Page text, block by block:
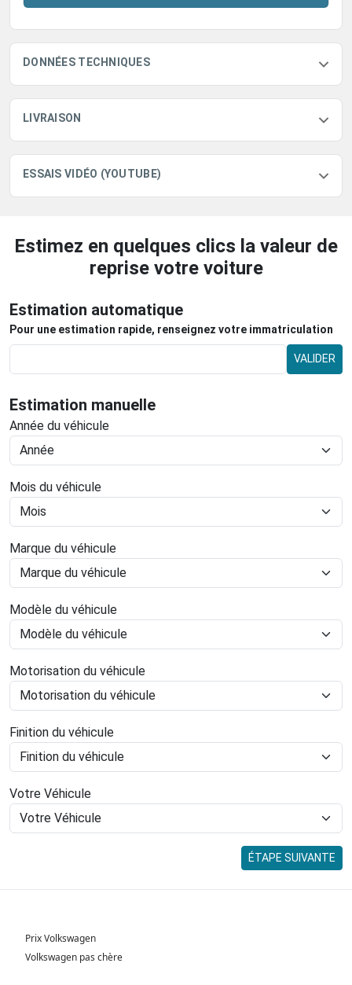
DONNÉES TECHNIQUES
LIVRAISON
ESSAIS VIDÉO (YOUTUBE)
Estimez en quelques clics la valeur de
reprise votre voiture
Estimation automatique
Pour une estimation rapide, renseignez votre immatriculation
VALIDER
Estimation manuelle
Année du véhicule
Mois du véhicule
Marque du véhicule
Modèle du véhicule
Motorisation du véhicule
Finition du véhicule
Votre Véhicule
ÉTAPE SUIVANTE
Prix Volkswagen
Volkswagen pas chère